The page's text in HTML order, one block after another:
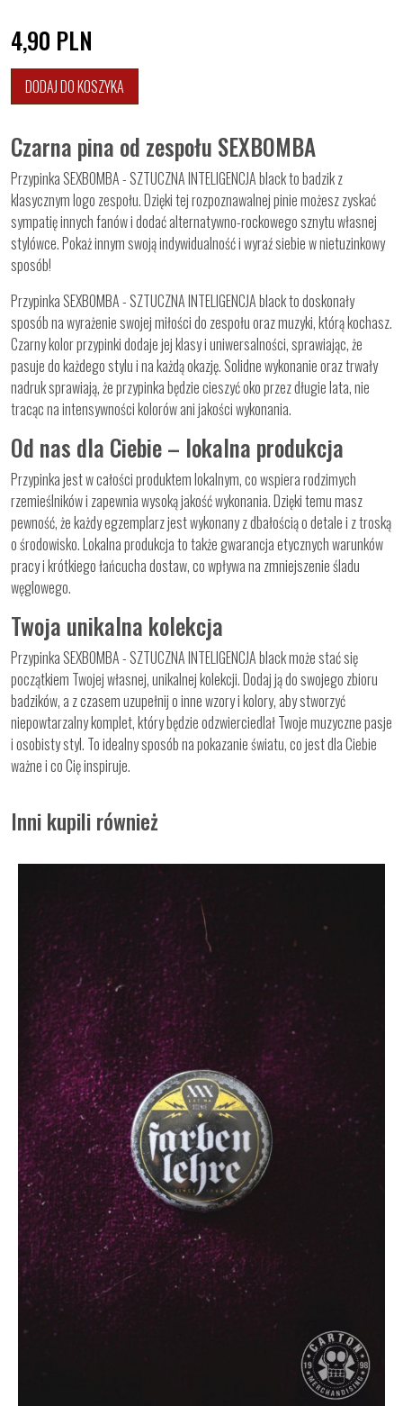
4,90 PLN
DODAJ DO KOSZYKA
Czarna pina od zespołu SEXBOMBA
Przypinka SEXBOMBA - SZTUCZNA INTELIGENCJA black to badzik z
klasycznym logo zespołu. Dzięki tej rozpoznawalnej pinie możesz zyskać
sympatię innych fanów i dodać alternatywno-rockowego sznytu własnej
stylówce. Pokaż innym swoją indywidualność i wyraź siebie w nietuzinkowy
sposób!
Przypinka SEXBOMBA - SZTUCZNA INTELIGENCJA black to doskonały
sposób na wyrażenie swojej miłości do zespołu oraz muzyki, którą kochasz.
Czarny kolor przypinki dodaje jej klasy i uniwersalności, sprawiając, że
pasuje do każdego stylu i na każdą okazję. Solidne wykonanie oraz trwały
nadruk sprawiają, że przypinka będzie cieszyć oko przez długie lata, nie
tracąc na intensywności kolorów ani jakości wykonania.
Od nas dla Ciebie – lokalna produkcja
Przypinka jest w całości produktem lokalnym, co wspiera rodzimych
rzemieślników i zapewnia wysoką jakość wykonania. Dzięki temu masz
pewność, że każdy egzemplarz jest wykonany z dbałością o detale i z troską
o środowisko. Lokalna produkcja to także gwarancja etycznych warunków
pracy i krótkiego łańcucha dostaw, co wpływa na zmniejszenie śladu
węglowego.
Twoja unikalna kolekcja
Przypinka SEXBOMBA - SZTUCZNA INTELIGENCJA black może stać się
początkiem Twojej własnej, unikalnej kolekcji. Dodaj ją do swojego zbioru
badzików, a z czasem uzupełnij o inne wzory i kolory, aby stworzyć
niepowtarzalny komplet, który będzie odzwierciedlał Twoje muzyczne pasje
i osobisty styl. To idealny sposób na pokazanie światu, co jest dla Ciebie
ważne i co Cię inspiruje.
Inni kupili również